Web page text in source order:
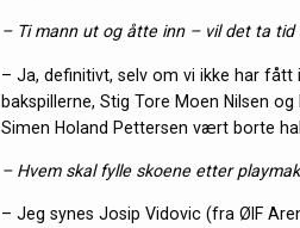
– Ti mann ut og åtte inn – vil det ta tid
– Ja, definitivt, selv om vi ikke har
bakspillerne, Stig Tore Moen Nilsen
Simen Holand Pettersen vært borte
– Hvem skal fylle skoene etter
– Jeg synes Josip Vidovic (fra ØIF